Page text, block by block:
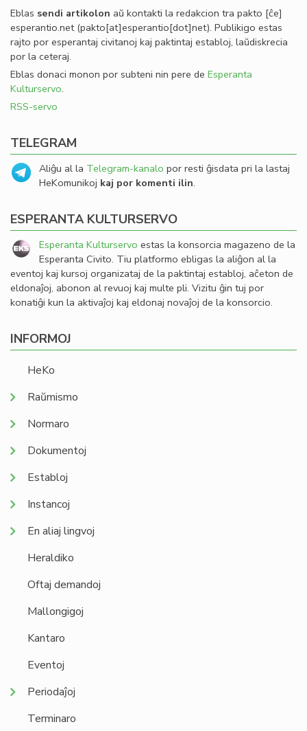
Eblas sendi artikolon aŭ kontakti la redakcion tra pakto [ĉe]
esperantio.net(pakto[at]esperantio[dot]net). Publikigo estas
rajto por esperantaj civitanoj kaj paktintaj establoj, laŭdiskrecia
por la ceteraj.
Eblas donaci monon por subteni nin pere de Esperanta
Kulturservo.
RSS-servo
TELEGRAM
Aliĝu al la Telegram-kanalo por resti ĝisdata pri la lastaj
HeKomunikoj kaj por komenti ilin.
ESPERANTA KULTURSERVO
Esperanta Kulturservo estas la konsorcia magazeno de la
Esperanta Civito. Tiu platformo ebligas la aliĝon al la
eventoj kaj kursoj organizataj de la paktintaj establoj, aĉeton de
eldonaĵoj, abonon al revuoj kaj multe pli. Vizitu ĝin tuj por
konatiĝi kun la aktivaĵoj kaj eldonaj novaĵoj de la konsorcio.
INFORMOJ
HeKo
Raŭmismo
Normaro
Dokumentoj
Establoj
Instancoj
En aliaj lingvoj
Heraldiko
Oftaj demandoj
Mallongigoj
Kantaro
Eventoj
Periodaĵoj
Terminaro